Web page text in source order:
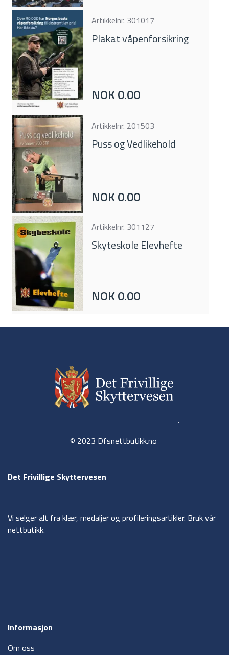
Artikkelnr. 301017
Plakat våpenforsikring
NOK 0.00
Artikkelnr. 201503
Puss og Vedlikehold
NOK 0.00
Artikkelnr. 301127
Skyteskole Elevhefte
NOK 0.00
.
© 2023 Dfsnettbutikk.no
Det Frivillige Skyttervesen
Vi selger alt fra klær, medaljer og profileringsartikler. Bruk vår
nettbutikk.
Informasjon
Om oss